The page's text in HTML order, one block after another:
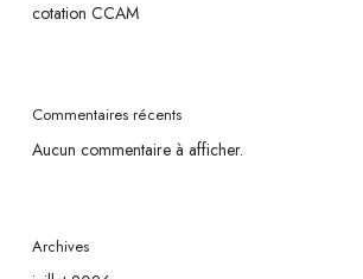
cotation CCAM
Commentaires récents
Aucun commentaire à afficher.
Archives